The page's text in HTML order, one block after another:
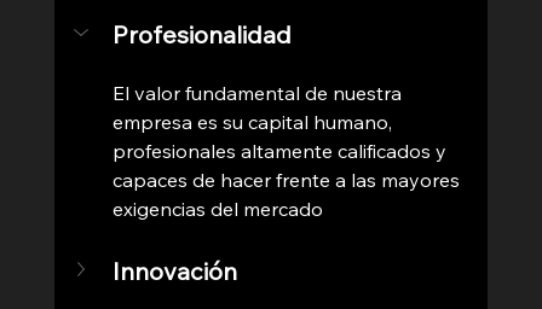
Profesionalidad
El valor fundamental de nuestra
empresa es su capital humano,
profesionales altamente calificados y
capaces de hacer frente a las mayores
exigencias del mercado
Innovación